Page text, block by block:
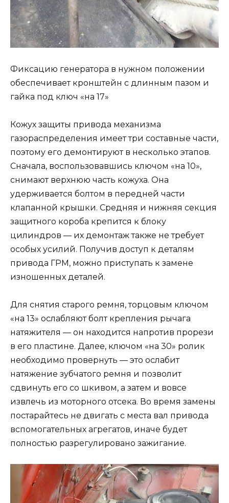
Фиксацию генератора в нужном положении
обеспечивает кронштейн с длинным пазом и
гайка под ключ «на 17»
Кожух защиты привода механизма
газораспределения имеет три составные части,
поэтому его демонтируют в несколько этапов.
Сначала, воспользовавшись ключом «на 10»,
снимают верхнюю часть кожуха. Она
удерживается болтом в передней части
клапанной крышки. Средняя и нижняя секция
защитного короба крепится к блоку
цилиндров — их демонтаж также не требует
особых усилий. Получив доступ к деталям
привода ГРМ, можно приступать к замене
изношенных деталей.
Для снятия старого ремня, торцовым ключом
«на 13» ослабляют болт крепления рычага
натяжителя — он находится напротив прорези
в его пластине. Далее, ключом «на 30» ролик
необходимо провернуть — это ослабит
натяжение зубчатого ремня и позволит
сдвинуть его со шкивом, а затем и вовсе
извлечь из моторного отсека. Во время замены
постарайтесь не двигать с места вал привода
вспомогательных агрегатов, иначе будет
полностью разрегулировано зажигание.